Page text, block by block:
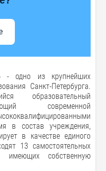
- одно из крупнейших
Санкт-Петербурга.
образовательный
современной
в состав учреждения,
в качестве единого
13 самостоятельных
имеющих собственную